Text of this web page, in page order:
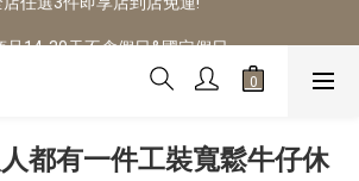
品14-30天不含假日&國定假日
都有一件工裝寬鬆牛仔休